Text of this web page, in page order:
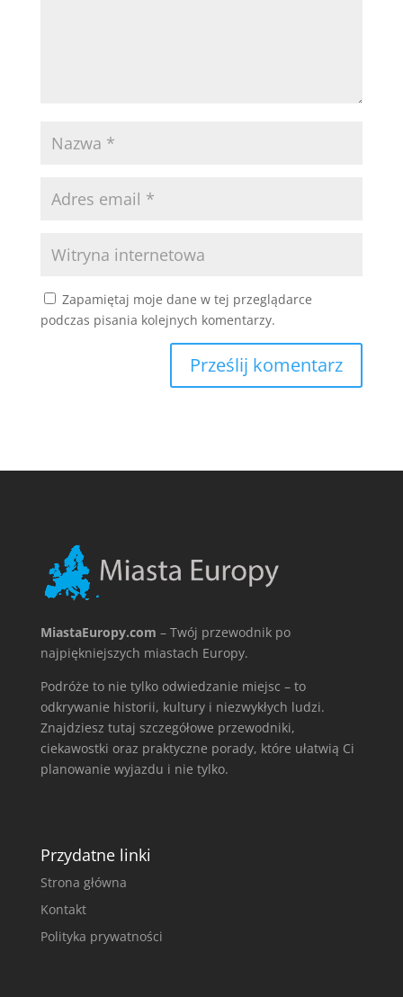
Zapamiętaj moje dane w tej przeglądarce
podczas pisania kolejnych komentarzy.
MiastaEuropy.com – Twój przewodnik po
najpiękniejszych miastach Europy.
Podróże to nie tylko odwiedzanie miejsc – to
odkrywanie historii, kultury i niezwykłych ludzi.
Znajdziesz tutaj szczegółowe przewodniki,
ciekawostki oraz praktyczne porady, które ułatwią Ci
planowanie wyjazdu i nie tylko.
Przydatne linki
Strona główna
Kontakt
Polityka prywatności